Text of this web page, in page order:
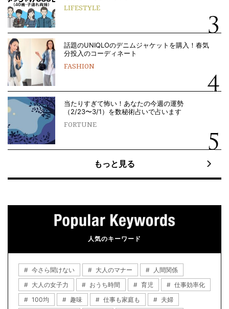
LIFESTYLE
話題のUNIQLOのデニムジャケットを購入！春気
分投入のコーディネート
FASHION
当たりすぎて怖い！あなたの今週の運勢
（2/23〜3/1）を数秘術占いで占います
FORTUNE
もっと見る
人気のキーワード
今さら聞けない 大人のマナー
人間関係
大人の女子力
おうち時間 育児
仕事効率化
100均
趣味 仕事も家庭も 夫婦